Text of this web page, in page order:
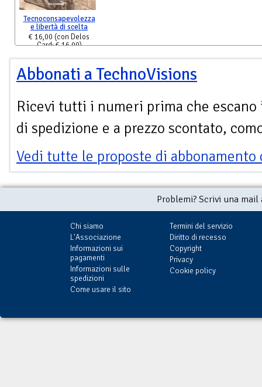
Tecnoconsapevolezza
e libertà di scelta
€ 16,00 (con Delos
Card: € 16,00)
Abbonati a TechnoVisions
Ricevi tutti i numeri prima che escano
di spedizione e a prezzo scontato,
Vedi tutte le proposte di
Problemi? Scrivi una
Chi siamo
L'Associazione
Informazioni sui
pagamenti
Informazioni sulle
spedizioni
Come usare il sito
Termini del servizio
Diritto di recesso
Copyright
Privacy
Cookie policy